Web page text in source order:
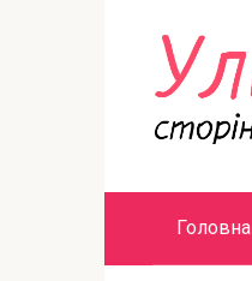
Головна